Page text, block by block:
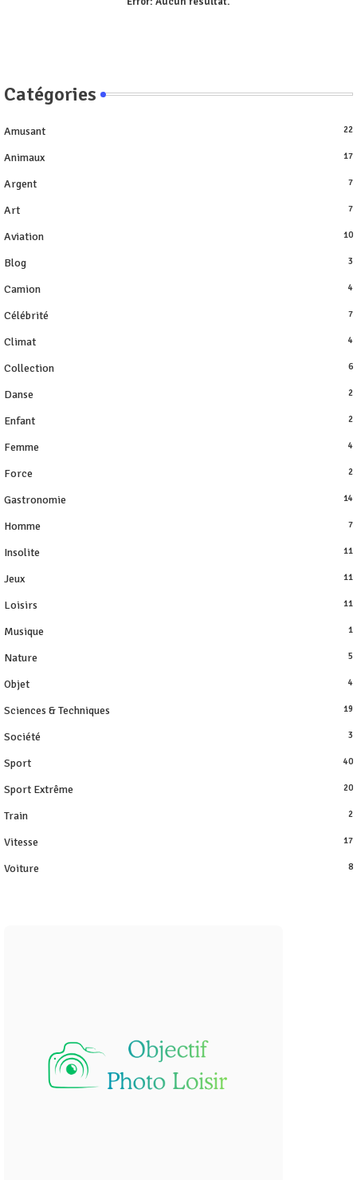
Catégories
Amusant 22
Animaux 17
Argent 7
Art 7
Aviation 10
Blog 3
Camion 4
Célébrité 7
Climat 4
Collection 6
Danse 2
Enfant 2
Femme 4
Force 2
Gastronomie 14
Homme 7
Insolite 11
Jeux 11
Loisirs 11
Musique 1
Nature 5
Objet 4
Sciences & Techniques 19
Société 3
Sport 40
Sport Extrême 20
Train 2
Vitesse 17
Voiture 8